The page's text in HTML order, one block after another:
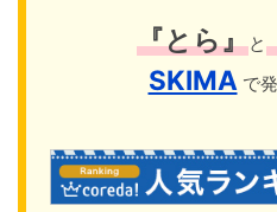
『とら』と
SKIMA で